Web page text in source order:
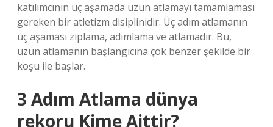
katılımcının üç aşamada uzun atlamayı tamamlaması
gereken bir atletizm disiplinidir. Üç adım atlamanın
üç aşaması zıplama, adımlama ve atlamadır. Bu,
uzun atlamanın başlangıcına çok benzer şekilde bir
koşu ile başlar.
3 Adım Atlama dünya
rekoru Kime Aittir?